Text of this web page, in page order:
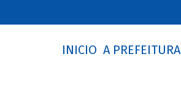
INICIO A PREFEITURA